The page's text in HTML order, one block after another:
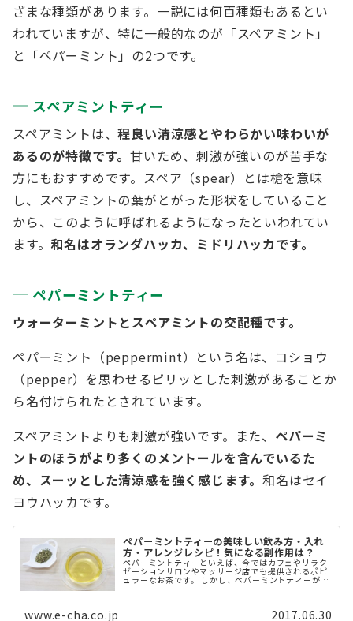
ざまな種類があります。一説には何百種類もあるとい
われていますが、特に一般的なのが「スペアミント」
と「ペパーミント」の2つです。
スペアミントティー
スペアミントは、程良い清涼感とやわらかい味わいが
あるのが特徴です。甘いため、刺激が強いのが苦手な
方にもおすすめです。スペア（spear）とは槍を意味
し、スペアミントの葉がとがった形状をしていること
から、このように呼ばれるようになったといわれてい
ます。 和名はオランダハッカ、ミドリハッカです。
ペパーミントティー
ウォーターミントとスペアミントの交配種です。
ペパーミント（peppermint）という名は、コショウ
（pepper）を思わせるピリッとした刺激があることか
ら名付けられたとされています。
スペアミントよりも刺激が強いです。また、 ペパーミ
ントのほうがより多くのメントールを含んでいるた
め、スーッとした清涼感を強く感じます。和名はセイ
ヨウハッカです。
ペパーミントティーの美味しい飲み方・入れ
方・アレンジレシピ！気になる副作用は？
ペパーミントティーといえば、今ではカフェやリラク
ゼーションサロンやマッサージ店でも提供されるポピ
ュラーなお茶です。 しかし、ペパーミントティーがい
www.e-cha.co.jp 2017.06.30